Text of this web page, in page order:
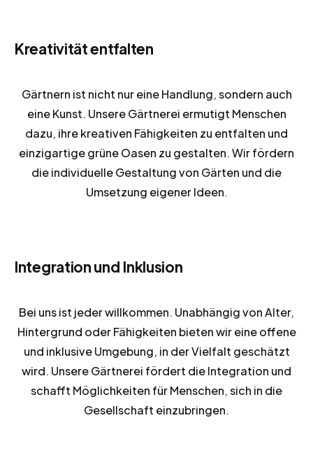
Kreativität entfalten
Gärtnern ist nicht nur eine Handlung, sondern auch
eine Kunst. Unsere Gärtnerei ermutigt Menschen
dazu, ihre kreativen Fähigkeiten zu entfalten und
einzigartige grüne Oasen zu gestalten. Wir fördern
die individuelle Gestaltung von Gärten und die
Umsetzung eigener Ideen.
Integration und Inklusion
Bei uns ist jeder willkommen. Unabhängig von Alter,
Hintergrund oder Fähigkeiten bieten wir eine offene
und inklusive Umgebung, in der Vielfalt geschätzt
wird. Unsere Gärtnerei fördert die Integration und
schafft Möglichkeiten für Menschen, sich in die
Gesellschaft einzubringen.